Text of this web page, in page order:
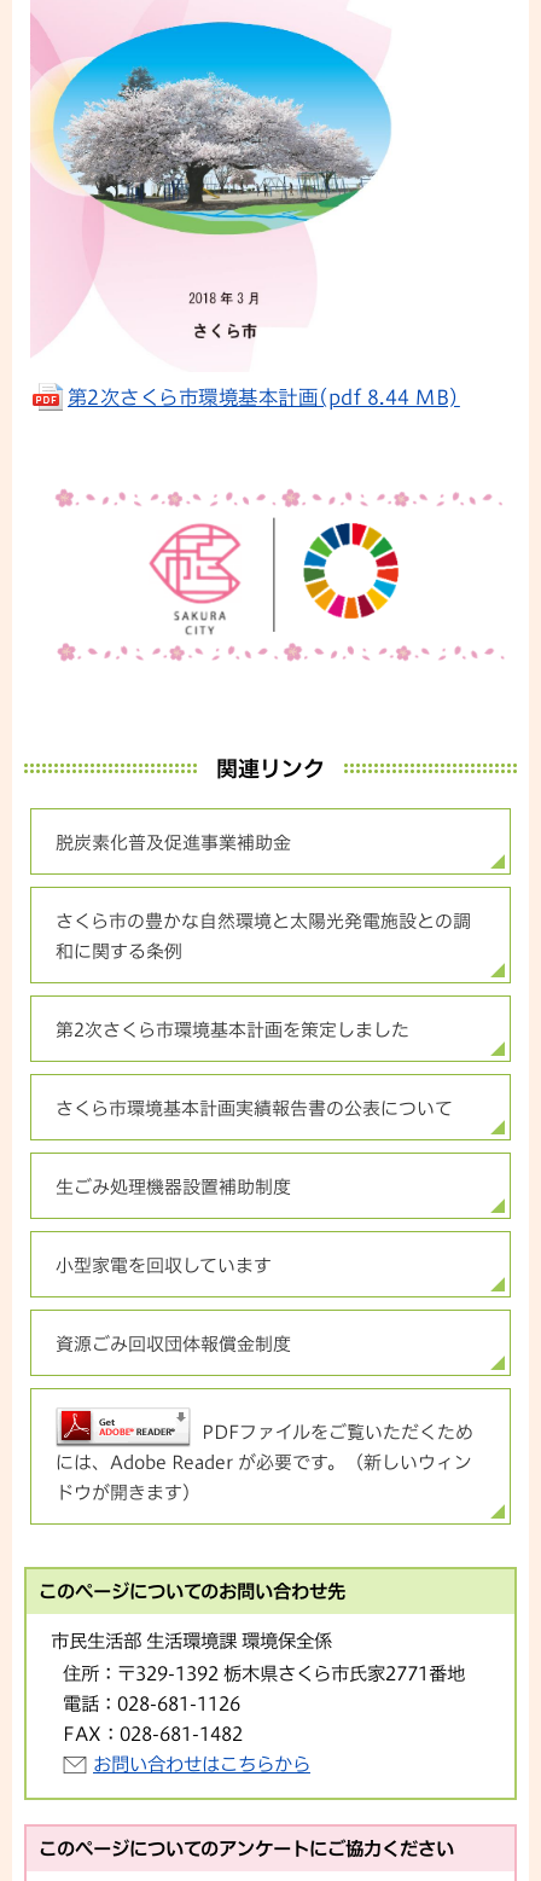
第2次さくら市環境基本計画(pdf 8.44 MB)
関連リンク
脱炭素化普及促進事業補助金
さくら市の豊かな自然環境と太陽光発電施設との調
和に関する条例
第2次さくら市環境基本計画を策定しました
さくら市環境基本計画実績報告書の公表について
生ごみ処理機器設置補助制度
小型家電を回収しています
資源ごみ回収団体報償金制度
PDFファイルをご覧いただくため
には、Adobe Reader が必要です。（新しいウィン
ドウが開きます）
このページについてのお問い合わせ先
市民生活部 生活環境課 環境保全係
住所： 〒329-1392 栃木県さくら市氏家2771番地
電話： 028-681-1126
FAX： 028-681-1482
お問い合わせはこちらから
このページについてのアンケートにご協力ください